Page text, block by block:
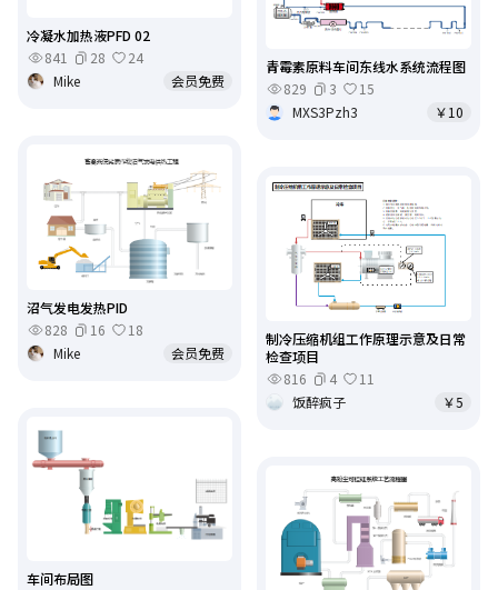
冷凝水加热液PFD 02
841
28
24
Mike
会员免费
青霉素原料车间东线水系统流程图
829
3
15
MXS3Pzh3
￥10
沼气发电发热PID
828
16
18
Mike
会员免费
制冷压缩机组工作原理示意及日常
检查项目
816
4
11
饭醉疯子
￥5
车间布局图